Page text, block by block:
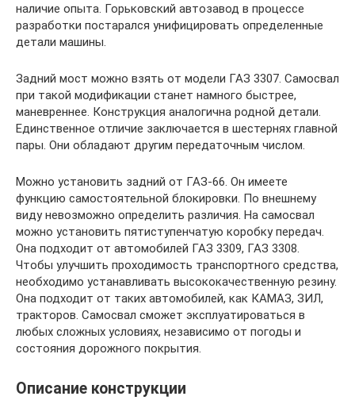
наличие опыта. Горьковский автозавод в процессе
разработки постарался унифицировать определенные
детали машины.
Задний мост можно взять от модели ГАЗ 3307. Самосвал
при такой модификации станет намного быстрее,
маневреннее. Конструкция аналогична родной детали.
Единственное отличие заключается в шестернях главной
пары. Они обладают другим передаточным числом.
Можно установить задний от ГАЗ-66. Он имеете
функцию самостоятельной блокировки. По внешнему
виду невозможно определить различия. На самосвал
можно установить пятиступенчатую коробку передач.
Она подходит от автомобилей ГАЗ 3309, ГАЗ 3308.
Чтобы улучшить проходимость транспортного средства,
необходимо устанавливать высококачественную резину.
Она подходит от таких автомобилей, как КАМАЗ, ЗИЛ,
тракторов. Самосвал сможет эксплуатироваться в
любых сложных условиях, независимо от погоды и
состояния дорожного покрытия.
Описание конструкции